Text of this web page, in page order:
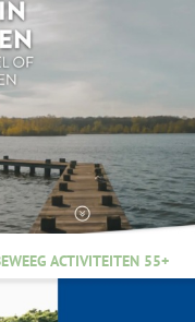
ACTIVITEITEN 55+